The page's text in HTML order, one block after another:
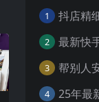
1
2
3
4